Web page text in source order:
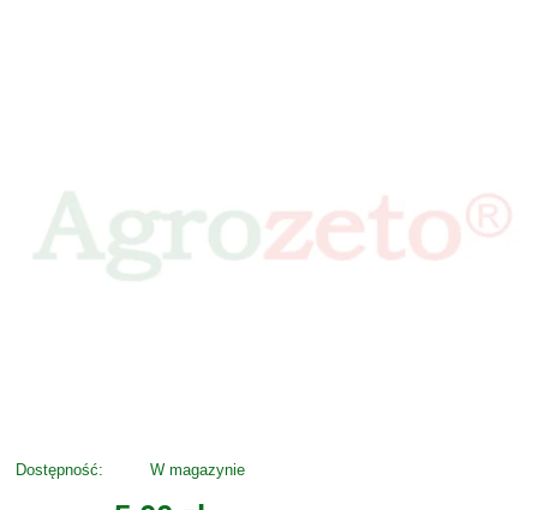
Dostępność: W magazynie